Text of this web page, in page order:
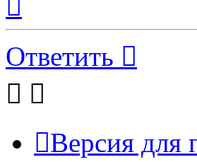
началу
Ответить
Версия для